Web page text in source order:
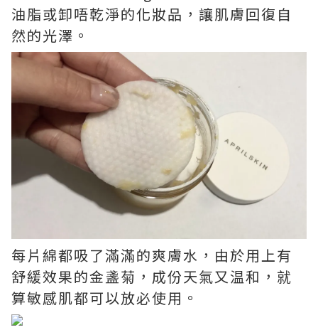
油脂或卸唔乾淨的化妝品，讓肌膚回復自
然的光澤。
每片綿都吸了滿滿的爽膚水，由於用上有
舒緩效果的金盞菊，成份天氣又温和，就
算敏感肌都可以放必使用。